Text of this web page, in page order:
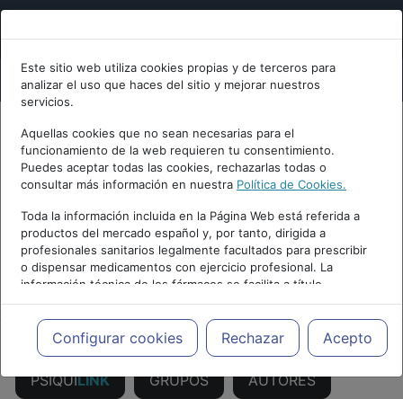
Este sitio web utiliza cookies propias y de terceros para
analizar el uso que haces del sitio y mejorar nuestros
servicios.
Aquellas cookies que no sean necesarias para el
funcionamiento de la web requieren tu consentimiento.
Puedes aceptar todas las cookies, rechazarlas todas o
consultar más información en nuestra Política de Cookies.
Toda la información incluida en la Página Web está referida a
productos del mercado español y, por tanto, dirigida a
profesionales sanitarios legalmente facultados para prescribir
o dispensar medicamentos con ejercicio profesional. La
información técnica de los fármacos se facilita a título
meramente informativo, siendo responsabilidad de los
profesionales facultados prescribir medicamentos y decidir, en
cada caso concreto, el tratamiento más adecuado a las
necesidades del paciente.
Configurar cookies Rechazar Acepto
PUBLICIDAD
PSIQUILINK GRUPOS AUTORES